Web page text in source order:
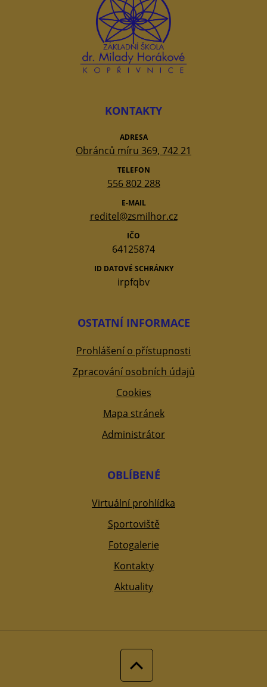
KONTAKTY
ADRESA
Obránců míru 369, 742 21
TELEFON
556 802 288
E-MAIL
reditel@zsmilhor.cz
IČO
64125874
ID DATOVÉ SCHRÁNKY
irpfqbv
OSTATNÍ INFORMACE
Prohlášení o přístupnosti
Zpracování osobních údajů
Cookies
Mapa stránek
Administrátor
OBLÍBENÉ
Virtuální prohlídka
Sportoviště
Fotogalerie
Kontakty
Aktuality